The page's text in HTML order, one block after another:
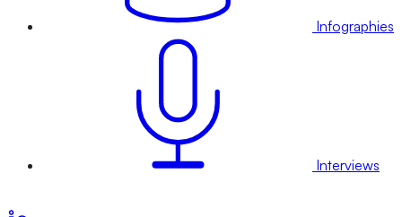
Infographies
Interviews